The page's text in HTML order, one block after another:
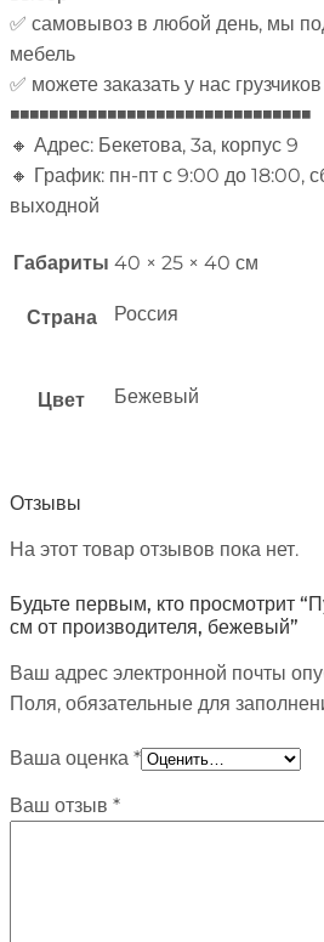
✅ самовывоз в любой день, мы
мебель
✅ можете заказать у нас
◾◾◾◾◾◾◾◾◾◾◾◾◾◾◾◾◾◾◾◾◾◾◾◾◾◾◾◾◾◾◾
🔸 Адрес: Бекетова, 3а, корпус 9
🔸 График: пн-пт с 9:00 до 18:00,
выходной
Габариты 40 × 25 × 40 см
Страна Россия
Цвет Бежевый
Отзывы
На этот товар отзывов пока нет.
Будьте первым, кто просмотрит
см от производителя, бежевый”
Ваш адрес электронной почты
Поля, обязательные для
Ваша оценка *
Ваш отзыв *